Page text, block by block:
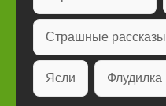
Страшные рассказы
Ясли Флудилка